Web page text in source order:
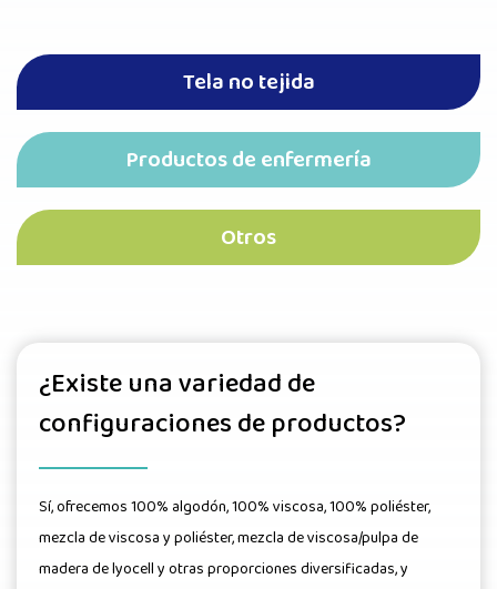
Tela no tejida
Productos de enfermería
Otros
¿Existe una variedad de
configuraciones de productos?
Sí, ofrecemos 100% algodón, 100% viscosa, 100% poliéster,
mezcla de viscosa y poliéster, mezcla de viscosa/pulpa de
madera de lyocell y otras proporciones diversificadas, y